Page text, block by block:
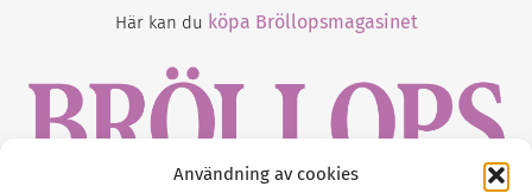
Användning av cookies
Här kan du köpa Bröllopsmagasinet